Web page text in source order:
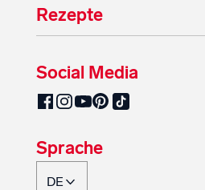
Rezepte
Social Media
SalzburgMilch auf
SalzburgMilch auf
SalzburgMilch auf
SalzburgMilch
SalzburgMilch
Sprache